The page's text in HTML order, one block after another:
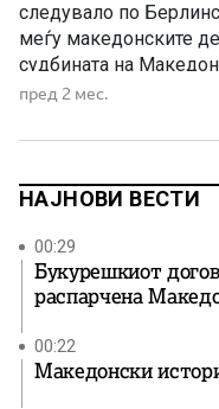
следувало по
меѓу македонските
судбината на
туѓи политички
една од првите
пред 2 мес.
НАЈНОВИ ВЕСТИ
00:29
Букурешкиот
распарчена
00:22
Македонски